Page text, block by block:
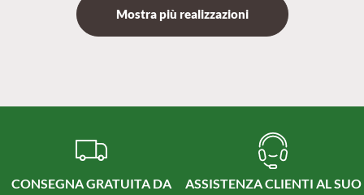
Mostra più realizzazioni
CONSEGNA GRATUITA DA
ASSISTENZA CLIENTI AL SUO